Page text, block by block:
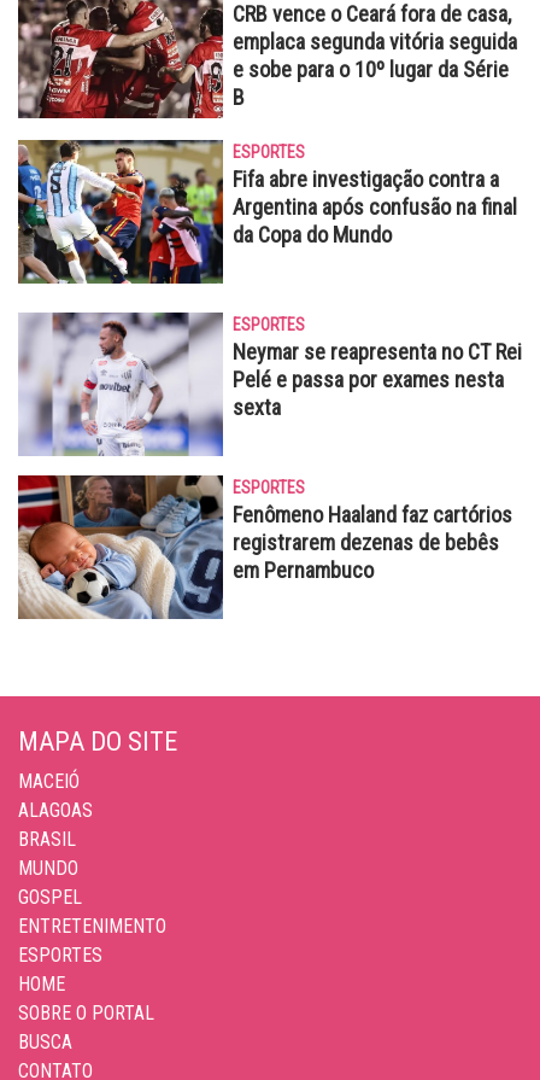
CRB vence o Ceará fora de casa,
emplaca segunda vitória seguida
e sobe para o 10º lugar da Série
B
ESPORTES
Fifa abre investigação contra a
Argentina após confusão na final
da Copa do Mundo
ESPORTES
Neymar se reapresenta no CT Rei
Pelé e passa por exames nesta
sexta
ESPORTES
Fenômeno Haaland faz cartórios
registrarem dezenas de bebês
em Pernambuco
MAPA DO SITE
MACEIÓ
ALAGOAS
BRASIL
MUNDO
GOSPEL
ENTRETENIMENTO
ESPORTES
HOME
SOBRE O PORTAL
BUSCA
CONTATO